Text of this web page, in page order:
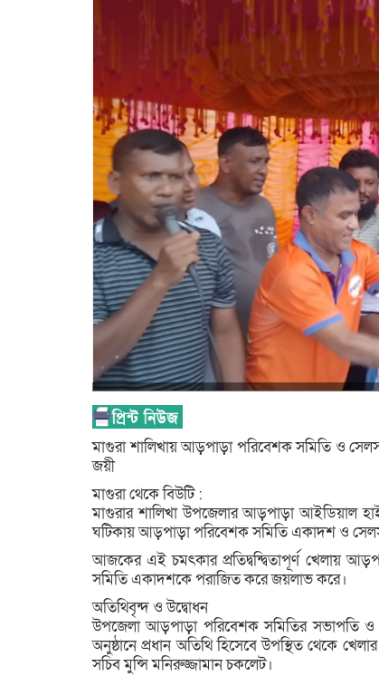
মাগুরা শালিখায় আড়পাড়া পরিবেশক সমিতি ও
জয়ী
মাগুরা থেকে বিউটি :
মাগুরার শালিখা উপজেলার আড়পাড়া আইডিয়াল
ঘটিকায় আড়পাড়া পরিবেশক সমিতি একাদশ ও
আজকের এই চমৎকার প্রতিদ্বন্দ্বিতাপূর্ণ খেলায়
সমিতি একাদশকে পরাজিত করে জয়লাভ করে।
অতিথিবৃন্দ ও উদ্বোধন
উপজেলা আড়পাড়া পরিবেশক সমিতির সভাপতি ও
অনুষ্ঠানে প্রধান অতিথি হিসেবে উপস্থিত থেকে
সচিব মুন্সি মনিরুজ্জামান চকলেট।